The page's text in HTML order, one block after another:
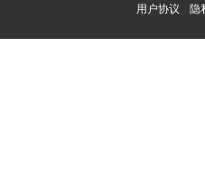
用户协议 隐